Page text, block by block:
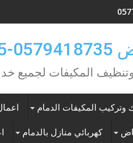
وتنظيف المكيفات
وتركيب المكيفات الدمام
كهربائي منازل بالدمام